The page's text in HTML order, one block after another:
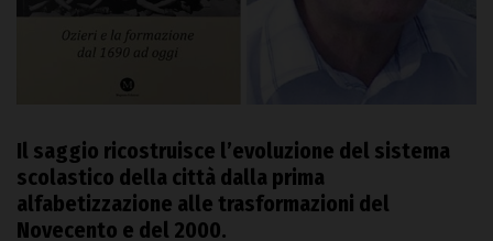
Il saggio ricostruisce l’evoluzione del sistema
scolastico della città dalla prima
alfabetizzazione alle trasformazioni del
Novecento e del 2000.